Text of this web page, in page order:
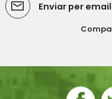
Enviar per email